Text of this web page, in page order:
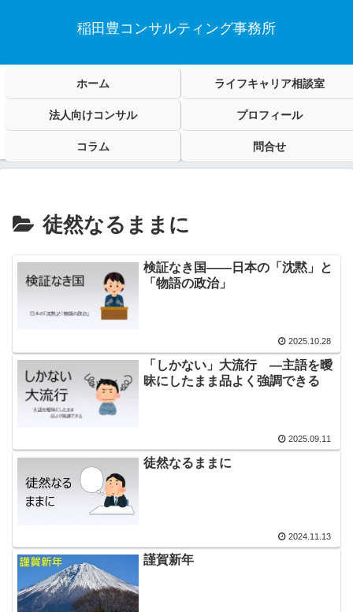
稲田豊コンサルティング事務所
ホーム ライフキャリア相談室
法人向けコンサル プロフィール
コラム 問合せ
徒然なるままに
検証なき国――日本の「沈黙」と
「物語の政治」
2025.10.28
「しかない」大流行 ―主語を曖
昧にしたまま品よく強調できる
2025.09.11
徒然なるままに
2024.11.13
謹賀新年